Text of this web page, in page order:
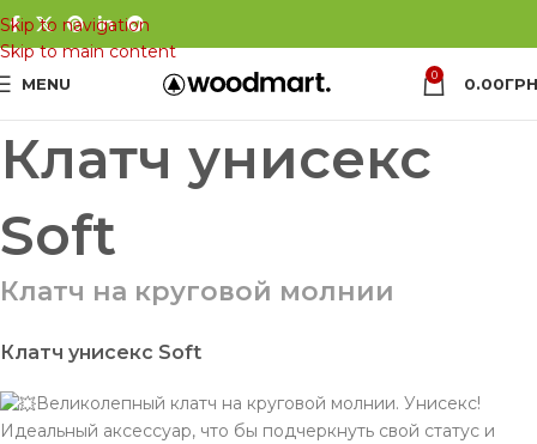
Skip to navigation
Skip to main content
MENU 0 0.00
Клатч унисекс
Soft
Клатч на круговой молнии
Клатч унисекс Soft
Великолепный клатч на круговой молнии. Унисекс!
Идеальный аксессуар, что бы подчеркнуть свой статус и